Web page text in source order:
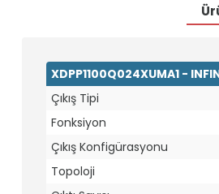
XDPP1100Q024XUMA1 -
Çıkış Tipi
Fonksiyon
Çıkış Konfigürasyonu
Topoloji